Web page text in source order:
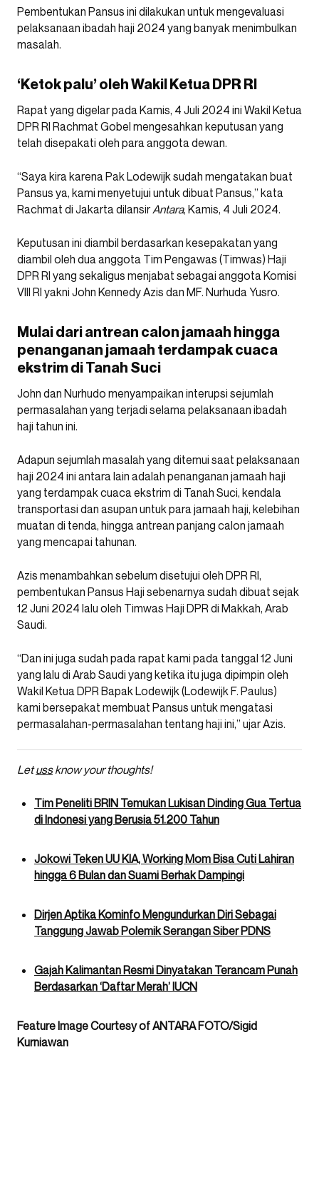
Pembentukan Pansus ini dilakukan untuk mengevaluasi
pelaksanaan ibadah haji 2024 yang banyak menimbulkan
masalah.
‘Ketok palu’ oleh Wakil Ketua DPR RI
Rapat yang digelar pada Kamis, 4 Juli 2024 ini Wakil Ketua
DPR RI Rachmat Gobel mengesahkan keputusan yang
telah disepakati oleh para anggota dewan.
“Saya kira karena Pak Lodewijk sudah mengatakan buat
Pansus ya, kami menyetujui untuk dibuat Pansus,” kata
Rachmat di Jakarta dilansir Antara, Kamis, 4 Juli 2024.
Keputusan ini diambil berdasarkan kesepakatan yang
diambil oleh dua anggota Tim Pengawas (Timwas) Haji
DPR RI yang sekaligus menjabat sebagai anggota Komisi
VIII RI yakni John Kennedy Azis dan MF. Nurhuda Yusro.
Mulai dari antrean calon jamaah hingga
penanganan jamaah terdampak cuaca
ekstrim di Tanah Suci
John dan Nurhudo menyampaikan interupsi sejumlah
permasalahan yang terjadi selama pelaksanaan ibadah
haji tahun ini.
Adapun sejumlah masalah yang ditemui saat pelaksanaan
haji 2024 ini antara lain adalah penanganan jamaah haji
yang terdampak cuaca ekstrim di Tanah Suci, kendala
transportasi dan asupan untuk para jamaah haji, kelebihan
muatan di tenda, hingga antrean panjang calon jamaah
yang mencapai tahunan.
Azis menambahkan sebelum disetujui oleh DPR RI,
pembentukan Pansus Haji sebenarnya sudah dibuat sejak
12 Juni 2024 lalu oleh Timwas Haji DPR di Makkah, Arab
Saudi.
“Dan ini juga sudah pada rapat kami pada tanggal 12 Juni
yang lalu di Arab Saudi yang ketika itu juga dipimpin oleh
Wakil Ketua DPR Bapak Lodewijk (Lodewijk F. Paulus)
kami bersepakat membuat Pansus untuk mengatasi
permasalahan-permasalahan tentang haji ini,” ujar Azis.
Letussknow your thoughts!
Tim Peneliti BRIN Temukan Lukisan Dinding Gua Tertua
di Indonesi yang Berusia 51.200 Tahun
Jokowi Teken UU KIA, Working Mom Bisa Cuti Lahiran
hingga 6 Bulan dan Suami Berhak Dampingi
Dirjen Aptika Kominfo Mengundurkan Diri Sebagai
Tanggung Jawab Polemik Serangan Siber PDNS
Gajah Kalimantan Resmi Dinyatakan Terancam Punah
Berdasarkan ‘Daftar Merah’ IUCN
Feature Image Courtesy of ANTARA FOTO/Sigid
Kurniawan